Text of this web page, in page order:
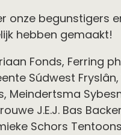
onze begunstigers
hebben gemaakt!
Fonds, Ferring
Súdwest
Meindertsma
J.E.J. Bas
Schors